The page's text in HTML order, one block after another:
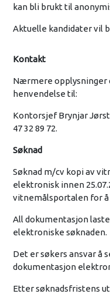
kan bli brukt til
Aktuelle kandidater vil
Kontakt
Nærmere opplysninger
henvendelse til:
Kontorsjef Brynjar
47 32 89 72.
Søknad
Søknad m/cv kopi av
elektronisk innen
vitnemålsportalen for
All dokumentasjon
elektroniske søknaden.
Det er søkers ansvar å
dokumentasjon
Etter søknadsfristens